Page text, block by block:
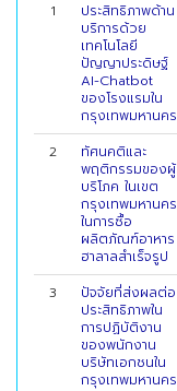
1
ประสิทธิภาพด้าน
บริการด้วย
เทคโนโลยี
ปัญญาประดิษฐ์
AI-Chatbot
ของโรงแรมใน
กรุงเทพมหานคร
2
ทัศนคติและ
พฤติกรรมของผู้
บริโภค ในเขต
กรุงเทพมหานคร
ในการซื้อ
ผลิตภัณฑ์อาหาร
ฮาลาลสำเร็จรูป
3
ปัจจัยที่ส่งผลต่อ
ประสิทธิภาพใน
การปฏิบัติงาน
ของพนักงาน
บริษัทเอกชนใน
กรุงเทพมหานคร